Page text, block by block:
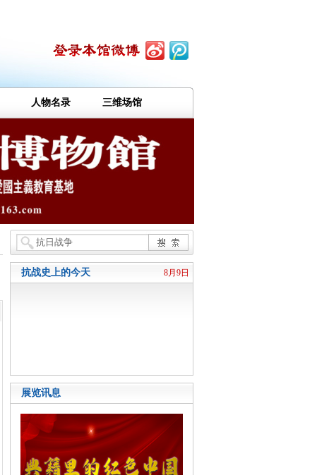
人物名录 三维场馆
抗战史上的今天 8月9日
展览讯息